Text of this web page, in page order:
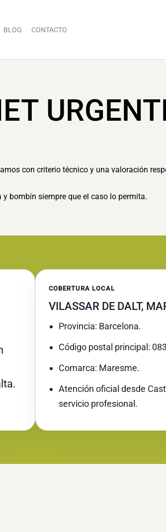
BLOG CONTACTO
con criterio técnico y una valoración
bombín siempre que el caso lo permita.
COBERTURA LOCAL
VILASSAR DE DALT,
Provincia: Barcelona.
Código postal principal:
Comarca: Maresme.
Atención oficial desde
servicio profesional.